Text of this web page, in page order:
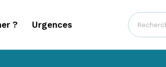
? Urgences